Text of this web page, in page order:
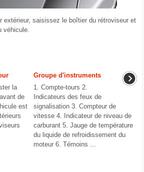
extérieur, saisissez le boîtier du rétroviseur et
véhicule.
la
de
est
Groupe d'instruments
1. Compte-tours 2.
Indicateurs des feux de
signalisation 3. Compteur de
vitesse 4. Indicateur de niveau de
carburant 5. Jauge de température
du liquide de refroidissement du
moteur 6. Témoins ...